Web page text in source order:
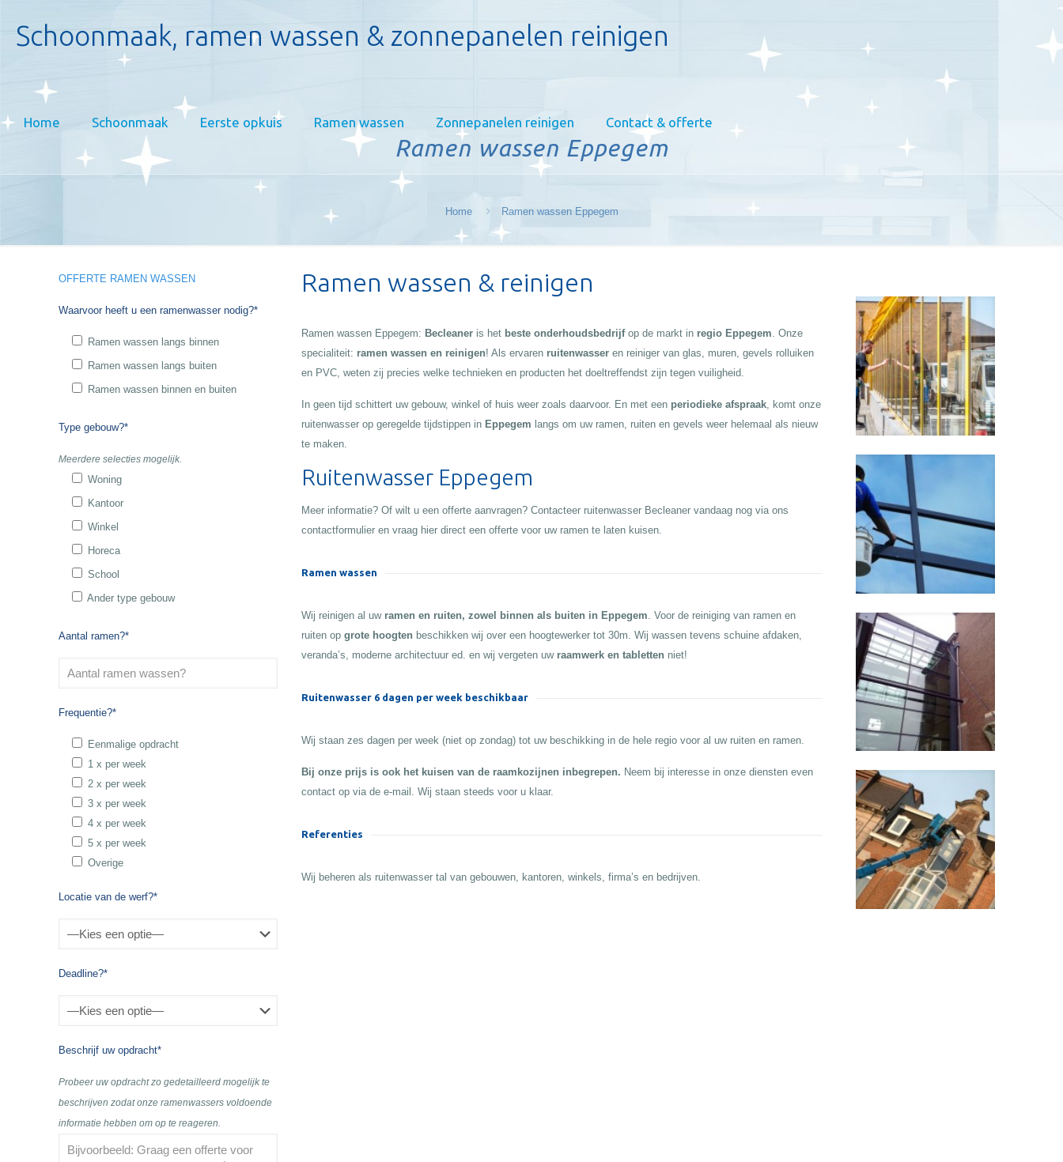
Schoonmaak, ramen wassen & zonnepanelen reinigen
Home Schoonmaak Eerste opkuis Ramen wassen Zonnepanelen reinigen Contact & offerte
Ramen wassen Eppegem
Home Ramen wassen Eppegem
OFFERTE RAMEN WASSEN
Waarvoor heeft u een ramenwasser nodig?*
Ramen wassen langs binnen
Ramen wassen langs buiten
Ramen wassen binnen en buiten
Type gebouw?*
Meerdere selecties mogelijk.
Woning
Kantoor
Winkel
Horeca
School
Ander type gebouw
Aantal ramen?*
Frequentie?*
Eenmalige opdracht
1 x per week
2 x per week
3 x per week
4 x per week
5 x per week
Overige
Locatie van de werf?*
Deadline?*
Beschrijf uw opdracht*
Probeer uw opdracht zo gedetailleerd mogelijk te
beschrijven zodat onze ramenwassers voldoende
informatie hebben om op te reageren.
Ramen wassen & reinigen
Ramen wassen Eppegem: Becleaneris het beste onderhoudsbedrijfop de markt in regio Eppegem. Onze
specialiteit: ramen wassen en reinigen! Als ervaren ruitenwasseren reiniger van glas, muren, gevels rolluiken
en PVC, weten zij precies welke technieken en producten het doeltreffendst zijn tegen vuiligheid.
In geen tijd schittert uw gebouw, winkel of huis weer zoals daarvoor. En met een periodieke afspraak, komt onze
ruitenwasser op geregelde tijdstippen in Eppegem langs om uw ramen, ruiten en gevels weer helemaal als nieuw
te maken.
Ruitenwasser Eppegem
Meer informatie? Of wilt u een offerte aanvragen? Contacteer ruitenwasser Becleaner vandaag nog via ons
contactformulier en vraag hier direct een offerte voor uw ramen te laten kuisen.
Ramen wassen
Wij reinigen al uw ramen en ruiten, zowel binnen als buiten in Eppegem. Voor de reiniging van ramen en
ruiten op grote hoogten beschikken wij over een hoogtewerker tot 30m. Wij wassen tevens schuine afdaken,
veranda’s, moderne architectuur ed. en wij vergeten uw raamwerk en tabletten niet!
Ruitenwasser 6 dagen per week beschikbaar
Wij staan zes dagen per week (niet op zondag) tot uw beschikking in de hele regio voor al uw ruiten en ramen.
Bij onze prijs is ook het kuisen van de raamkozijnen inbegrepen. Neem bij interesse in onze diensten even
contact op via de e-mail. Wij staan steeds voor u klaar.
Referenties
Wij beheren als ruitenwasser tal van gebouwen, kantoren, winkels, firma’s en bedrijven.